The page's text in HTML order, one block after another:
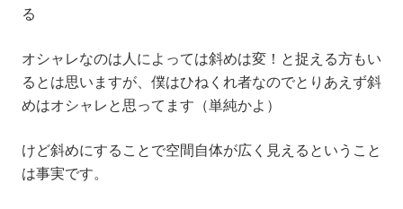
る
オシャレなのは人によっては斜めは変！と捉える方もい
るとは思いますが、僕はひねくれ者なのでとりあえず斜
めはオシャレと思ってます（単純かよ）
けど斜めにすることで空間自体が広く見えるということ
は事実です。